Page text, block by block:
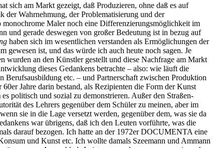
sich am Markt gezeigt, daß Produzieren, ohne daß es auf
Wahrnehmung, der Problematisierung und der
Maler noch eine Differenzierungsmöglichkeit im
und gerade deswegen von großer Bedeutung ist in bezug auf
haben sich im wesentlichen verstanden als Ermöglichungen der
ist, und das würde ich auch heute noch sagen. Je
wurden an den Künstler gestellt und diese Nachfrage am Markt
dieses Gedankens betrachte – also: wie läuft die
etc. – und Partnerschaft zwischen Produktion
Jahre darin bestand, als Rezipienten die Form der Kunst
politisch und sozial zu demonstrieren. Außer den Straßen-
des Lehrers gegenüber dem Schüler zu meinen, aber im
sie in die Lage versetzt werden, gegenüber dem, was sie da
war übrigens, daß ich den Leuten vorführte, was die
darauf bezogen. Ich hatte an der 1972er DOCUMENTA eine
und Kunst etc. Ich wollte damals Szeemann und Ammann